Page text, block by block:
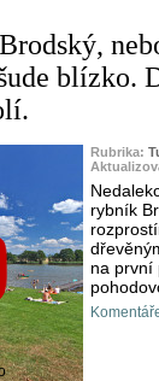
blízko.
Rubrika:
rybník
na první